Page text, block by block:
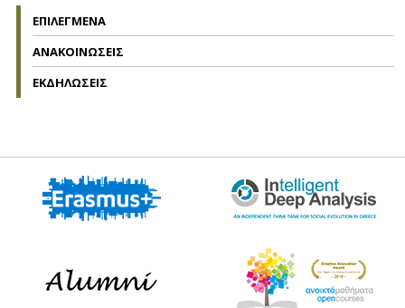
ΕΠΙΛΕΓΜΕΝΑ
ΑΝΑΚΟΙΝΩΣΕΙΣ
ΕΚΔΗΛΩΣΕΙΣ